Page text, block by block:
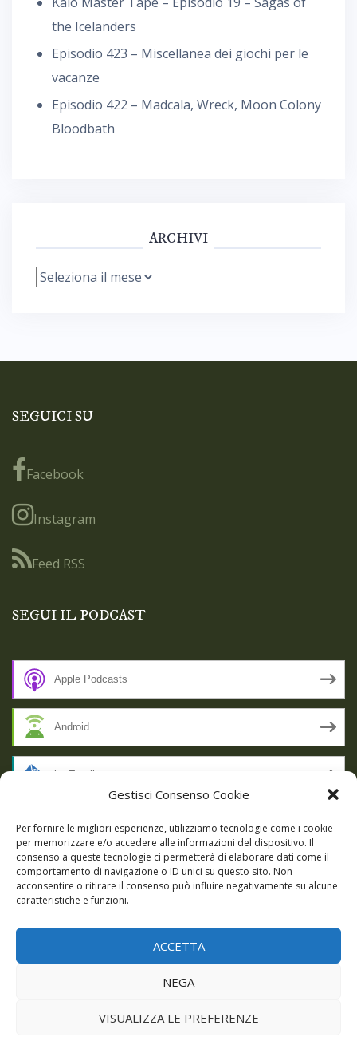
Gestisci Consenso Cookie
Per fornire le migliori esperienze, utilizziamo tecnologie come i cookie
per memorizzare e/o accedere alle informazioni del dispositivo. Il
consenso a queste tecnologie ci permetterà di elaborare dati come il
comportamento di navigazione o ID unici su questo sito. Non
acconsentire o ritirare il consenso può influire negativamente su alcune
caratteristiche e funzioni.
ACCETTA
NEGA
VISUALIZZA LE PREFERENZE
the Icelanders
Episodio 423 – Miscellanea dei giochi per le
vacanze
Episodio 422 – Madcala, Wreck, Moon Colony
Bloodbath
ARCHIVI
Archivi
SEGUICI SU
Facebook
Instagram
Feed RSS
SEGUI IL PODCAST
Apple Podcasts
Android
by Email
RSS
SSL SECURE
|Theme:
Giochi DBC Podcast Cookie Policy (UE)